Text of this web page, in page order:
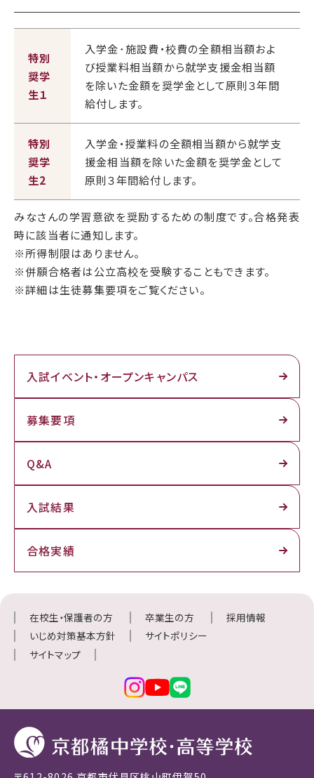
特別
奨学
生１
入学金･施設費・校費の全額相当額およ
び授業料相当額から就学支援金相当額
を除いた金額を奨学金として原則３年間
給付します。
特別
奨学
生2
入学金・授業料の全額相当額から就学支
援金相当額を除いた金額を奨学金として
原則３年間給付します。
みなさんの学習意欲を奨励するための制度です。合格発表
時に該当者に通知します。
※所得制限はありません。
※併願合格者は公立高校を受験することもできます。
※詳細は生徒募集要項をご覧ください。
入試イベント・ オープンキャンパス
募集要項
Q&A
入試結果
合格実績
在校生・保護者の方 卒業生の方
採用情報
いじめ対策基本方針
サイトポリシー
サイトマップ